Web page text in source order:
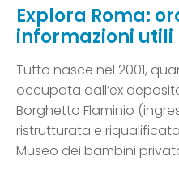
Explora Roma:
informazioni utili
Tutto nasce nel 2001,
occupata dall’ex
Borghetto Flaminio
ristrutturata e
Museo dei bambini